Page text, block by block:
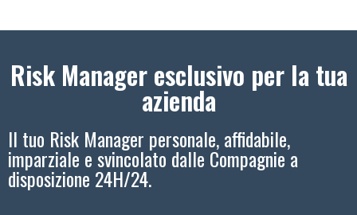
Risk Manager esclusivo per la tua
azienda
Il tuo Risk Manager personale, affidabile,
imparziale e svincolato dalle Compagnie a
disposizione 24H/24.